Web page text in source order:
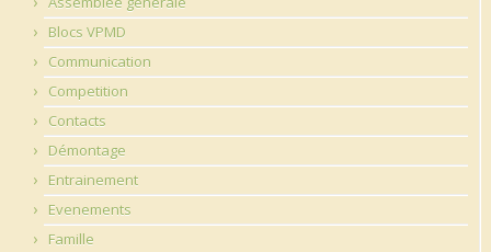
Blocs VPMD
Communication
Competition
Contacts
Démontage
Entrainement
Evenements
Famille